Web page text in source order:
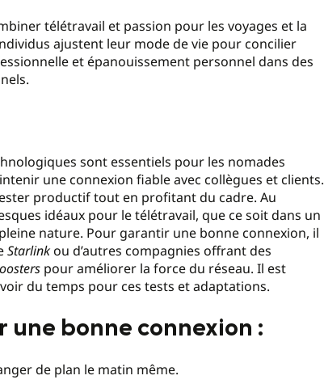
télétravail et passion pour les voyages et la
ajustent leur mode de vie pour concilier
et épanouissement personnel dans des
sont essentiels pour les nomades
une connexion fiable avec collègues et clients.
productif tout en profitant du cadre. Au
idéaux pour le télétravail, que ce soit dans un
nature. Pour garantir une bonne connexion, il
Starlinkou d’autres compagnies offrant des
pour améliorer la force du réseau. Il est
du temps pour ces tests et adaptations.
une bonne connexion :
de plan le matin même.